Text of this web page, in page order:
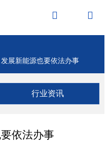
 
发展新能源也要依法办事
行业资讯
依法办事